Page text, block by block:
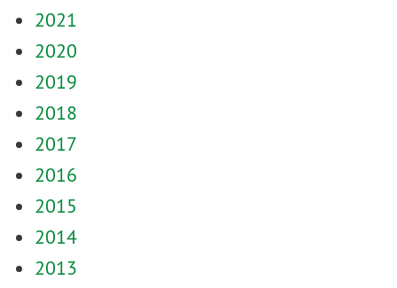
2021
2020
2019
2018
2017
2016
2015
2014
2013